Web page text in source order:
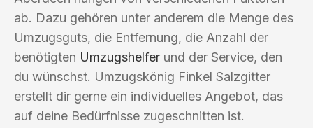
ab. Dazu gehören unter anderem die Menge des
Umzugsguts, die Entfernung, die Anzahl der
benötigten Umzugshelfer und der Service, den
du wünschst. Umzugskönig Finkel Salzgitter
erstellt dir gerne ein individuelles Angebot, das
auf deine Bedürfnisse zugeschnitten ist.